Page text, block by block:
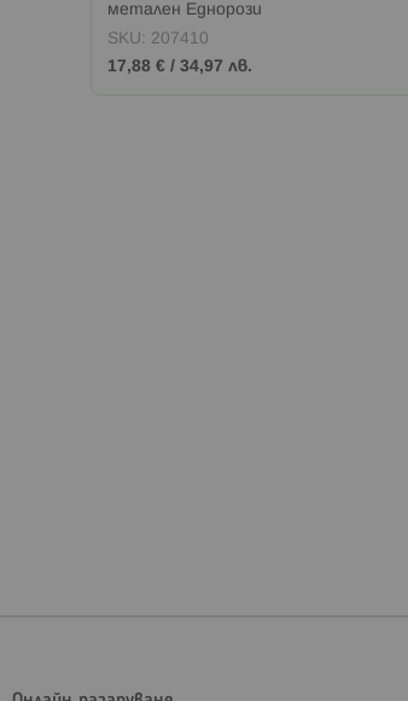
метален Еднорози
SKU: 207410
17,88 € / 34,97 лв.